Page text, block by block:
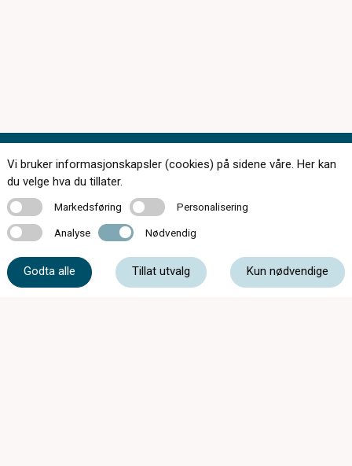
Kontakt oss
Vi bruker informasjonskapsler (cookies) på sidene våre. Her kan
du velge hva du tillater.
MarkedsføringMarkedsføring PersonaliseringPersonalisering
Analyse Analyse Nødvendig Nødvendig
Godta alle Tillat utvalg Kun nødvendige